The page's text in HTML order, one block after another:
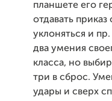
планшете его
отдавать
уклоняться и
два умения
класса, но
три в сброс.
удары и сверх